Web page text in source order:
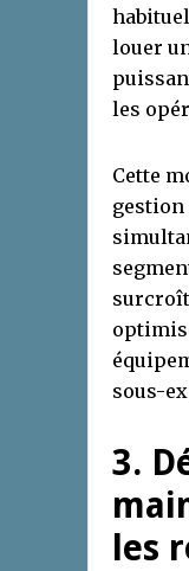
louer
les
Cette
sous-
3.
les